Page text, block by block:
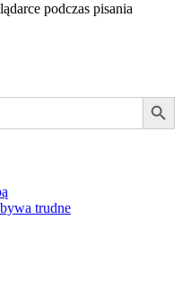
podczas pisania
Search Button
trudne